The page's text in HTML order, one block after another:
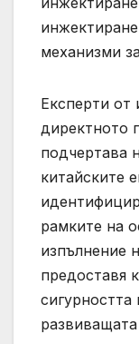
механизми
Експерти от
директното
подчертава
китайските
рамките на
изпълнение
предоставя